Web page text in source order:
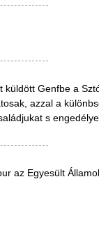
Genfbe a
azzal a
s
az Egyesült